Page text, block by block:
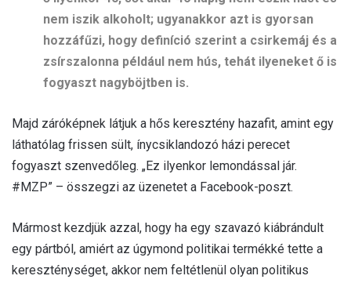
nem iszik alkoholt; ugyanakkor azt is gyorsan
hozzáfűzi, hogy definíció szerint a csirkemáj és a
zsírszalonna például nem hús, tehát ilyeneket ő is
fogyaszt nagyböjtben is.
Majd záróképnek látjuk a hős keresztény hazafit, amint egy
láthatólag frissen sült, ínycsiklandozó házi perecet
fogyaszt szenvedőleg. „Ez ilyenkor lemondással jár.
#MZP” – összegzi az üzenetet a Facebook-poszt.
Mármost kezdjük azzal, hogy ha egy szavazó kiábrándult
egy pártból, amiért az úgymond politikai termékké tette a
kereszténységet, akkor nem feltétlenül olyan politikus